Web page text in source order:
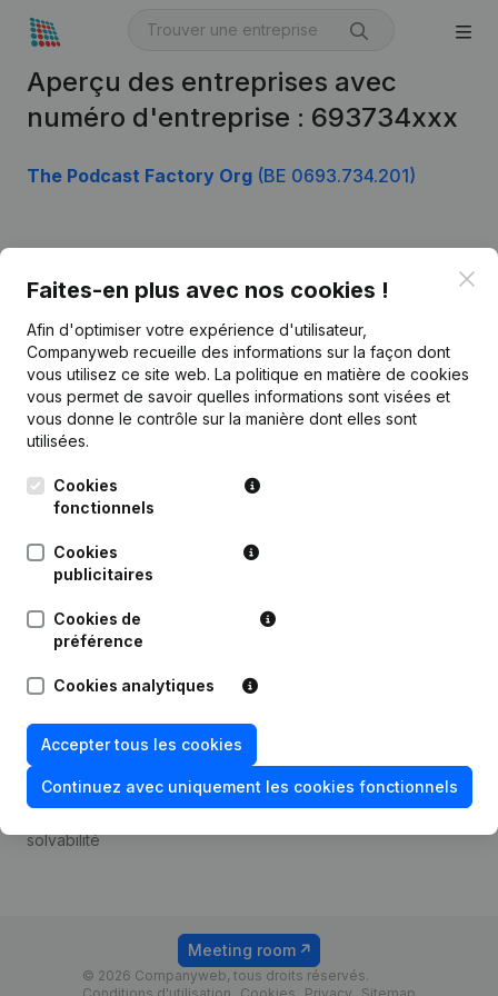
Aperçu des entreprises avec
numéro d'entreprise : 693734xxx
The Podcast Factory Org (BE 0693.734.201)
Faites-en plus avec nos cookies !
Afin d'optimiser votre expérience d'utilisateur,
Companyweb recueille des informations sur la façon dont
vous utilisez ce site web. La politique en matière de cookies
vous permet de savoir quelles informations sont visées et
vous donne le contrôle sur la manière dont elles sont
utilisées.
Cookies
fonctionnels
Cookies
publicitaires
Cookies de
préférence
Cookies analytiques
Accepter tous les cookies
Continuez avec uniquement les cookies fonctionnels
Français
Kantorenpark Everest
Leuvensesteenweg
1800 Vilvoorde
Informations d’entreprise
Monitoring
Recherche internationale
Prospection
Compliance et prévention
de la fraude
Consulter des comptes
Recherche de numéro de
TVA
solvabilité
Tarifs
© 2026 Companyweb, tous droits réservés.
Meeting room